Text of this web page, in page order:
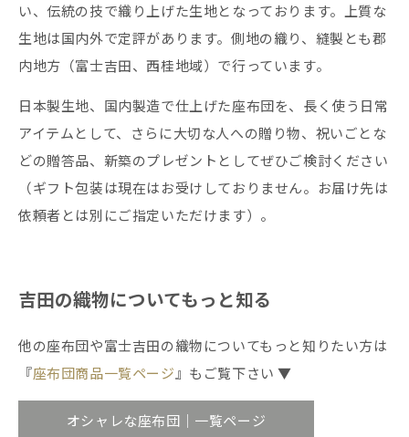
い、伝統の技で織り上げた生地となっております。上質な
生地は国内外で定評があります。側地の織り、縫製とも郡
内地方（富士吉田、西桂地域）で行っています。
日本製生地、国内製造で仕上げた座布団を、長く使う日常
アイテムとして、さらに大切な人への贈り物、祝いごとな
どの贈答品、新築のプレゼントとしてぜひご検討ください
（ギフト包装は現在はお受けしておりません。お届け先は
依頼者とは別にご指定いただけます）。
吉田の織物についてもっと知る
他の座布団や富士吉田の織物についてもっと知りたい方は
『座布団商品一覧ページ 』もご覧下さい ▼
オシャレな座布団｜一覧ページ